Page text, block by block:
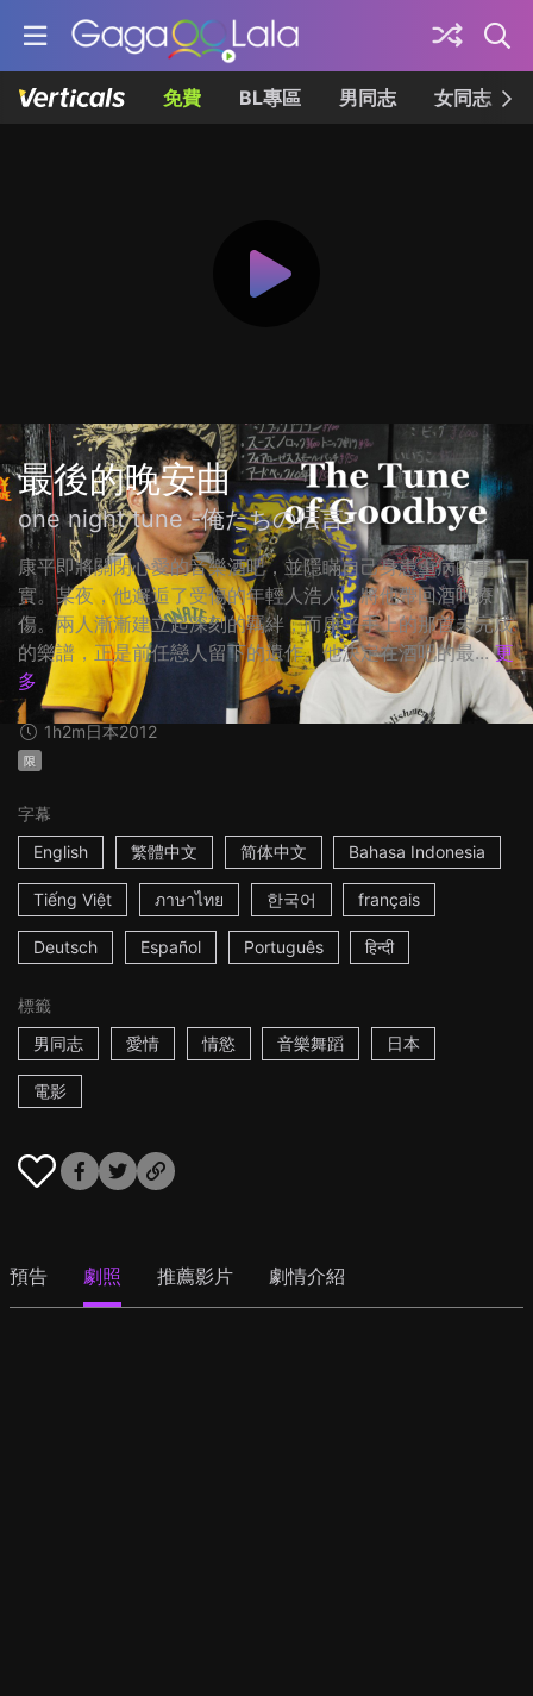
免費 BL專區 男同志 女同志
最後的晚安曲
one night tune -俺たちの伝言-
康平即將關閉心愛的音樂酒吧，並隱瞞自己身患重病的事
實。某夜，他邂逅了受傷的年輕人浩人，將他帶回酒吧療
傷。兩人漸漸建立起深刻的羈絆，而康平手上的那首未完成
的樂譜，正是前任戀人留下的遺作。他決定在酒吧的最... 更
多
1h2m日本2012
限
字幕
English
繁體中文 简体中文 Bahasa Indonesia
Tiếng Việt ภาษาไทย 한국어 français
Deutsch Español Português हिन्दी
標籤
男同志
愛情 情慾 音樂舞蹈 日本
電影
預告 劇照 推薦影片 劇情介紹